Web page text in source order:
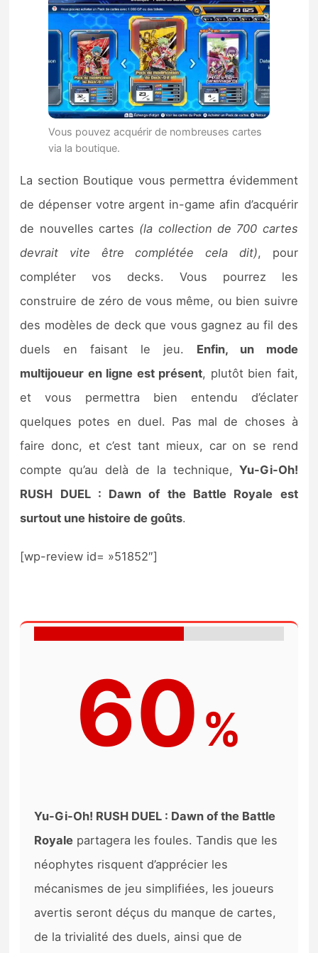
Vous pouvez acquérir de nombreuses cartes
via la boutique.
La section Boutique vous permettra évidemment
de dépenser votre argent in-game afin d’acquérir
de nouvelles cartes (la collection de 700 cartes
devrait vite être complétée cela dit), pour
compléter vos decks. Vous pourrez les
construire de zéro de vous même, ou bien suivre
des modèles de deck que vous gagnez au fil des
duels en faisant le jeu. Enfin, un mode
multijoueur en ligne est présent, plutôt bien fait,
et vous permettra bien entendu d’éclater
quelques potes en duel. Pas mal de choses à
faire donc, et c’est tant mieux, car on se rend
compte qu’au delà de la technique, Yu-Gi-Oh!
RUSH DUEL : Dawn of the Battle Royale est
surtout une histoire de goûts.
[wp-review id= »51852″]
60 %
Yu-Gi-Oh! RUSH DUEL : Dawn of the Battle
Royale partagera les foules. Tandis que les
néophytes risquent d’apprécier les
mécanismes de jeu simplifiées, les joueurs
avertis seront déçus du manque de cartes,
de la trivialité des duels, ainsi que de